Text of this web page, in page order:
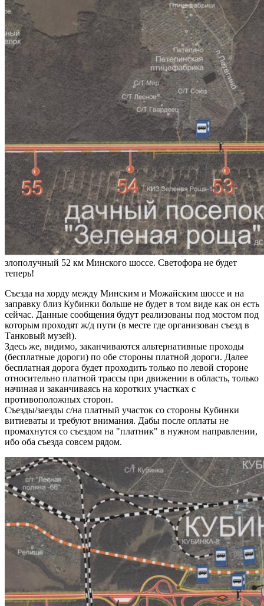
злополучный 52 км Минского шоссе. Светофора не будет
теперь!
Съезда на хорду между Минским и Можайским шоссе и на
заправку близ Кубинки больше не будет в том виде как он есть
сейчас. Данные сообщения будут реализованы под мостом под
которым проходят ж/д пути (в месте где организован съезд в
Танковый музей).
Здесь же, видимо, заканчиваются альтернативные проходы
(бесплатные дороги) по обе стороны платной дороги. Далее
бесплатная дорога будет проходить только по левой стороне
относительно платной трассы при движении в область, только
начиная и заканчиваясь на коротких участках с
противоположных сторон.
Съезды/заезды с/на платный участок со стороны Кубинки
витиеваты и требуют внимания. Дабы после оплаты не
промахнутся со съездом на "платник" в нужном направлении,
ибо оба съезда совсем рядом.